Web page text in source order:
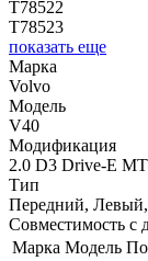
T78522
T78523
показать еще
Марка
Volvo
Модель
V40
Модификация
2.0 D3 Drive-E
Тип
Передний,
Совместимость с
Марка Модель